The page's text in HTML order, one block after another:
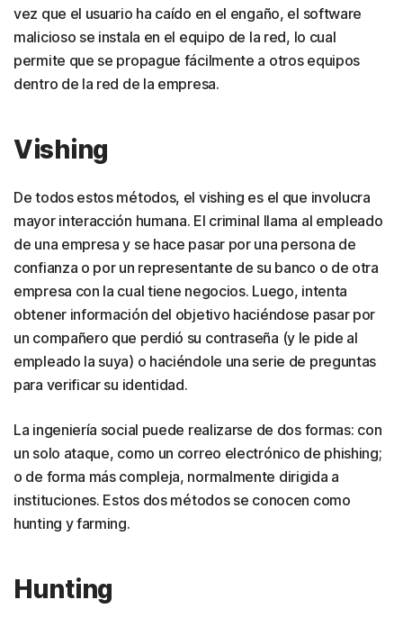
vez que el usuario ha caído en el engaño, el software
malicioso se instala en el equipo de la red, lo cual
permite que se propague fácilmente a otros equipos
dentro de la red de la empresa.
Vishing
De todos estos métodos, el vishing es el que involucra
mayor interacción humana. El criminal llama al empleado
de una empresa y se hace pasar por una persona de
confianza o por un representante de su banco o de otra
empresa con la cual tiene negocios. Luego, intenta
obtener información del objetivo haciéndose pasar por
un compañero que perdió su contraseña (y le pide al
empleado la suya) o haciéndole una serie de preguntas
para verificar su identidad.
La ingeniería social puede realizarse de dos formas: con
un solo ataque, como un correo electrónico de phishing;
o de forma más compleja, normalmente dirigida a
instituciones. Estos dos métodos se conocen como
hunting y farming.
Hunting